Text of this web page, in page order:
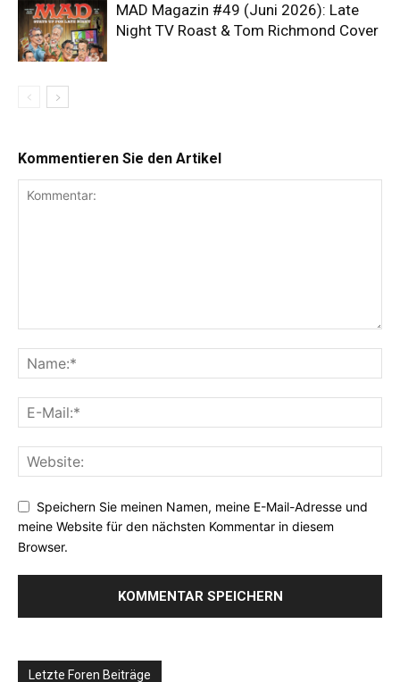
MAD Magazin #49 (Juni 2026): Late
Night TV Roast & Tom Richmond Cover
Kommentieren Sie den Artikel
Speichern Sie meinen Namen, meine E-Mail-Adresse und
meine Website für den nächsten Kommentar in diesem
Browser.
Letzte Foren Beiträge